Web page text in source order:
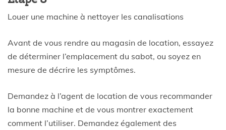
Louer une machine à nettoyer les canalisations
Avant de vous rendre au magasin de location, essayez
de déterminer l’emplacement du sabot, ou soyez en
mesure de décrire les symptômes.
Demandez à l’agent de location de vous recommander
la bonne machine et de vous montrer exactement
comment l’utiliser. Demandez également des